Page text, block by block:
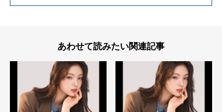
あわせて読みたい関連記事